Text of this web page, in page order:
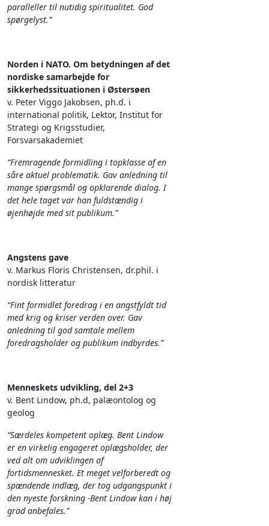
paralleller til nutidig spiritualitet. God
spørgelyst.”
Norden i NATO. Om betydningen af det
nordiske samarbejde for
sikkerhedssituationen i Østersøen
v. Peter Viggo Jakobsen, ph.d. i
international politik, Lektor, Institut for
Strategi og Krigsstudier,
Forsvarsakademiet
“Fremragende formidling i topklasse af en
såre aktuel problematik. Gav anledning til
mange spørgsmål og opklarende dialog. I
det hele taget var han fuldstændig i
øjenhøjde med sit publikum.”
Angstens gave
v. Markus Floris Christensen, dr.phil. i
nordisk litteratur
“Fint formidlet foredrag i en angstfyldt tid
med krig og kriser verden over. Gav
anledning til god samtale mellem
foredragsholder og publikum indbyrdes.”
Menneskets udvikling, del 2+3
v. Bent Lindow, ph.d, palæontolog og
geolog
“Særdeles kompetent oplæg. Bent Lindow
er en virkelig engageret oplægsholder, der
ved alt om udviklingen af
fortidsmennesket. Et meget velforberedt og
spændende indlæg, der tog udgangspunkt i
den nyeste forskning -Bent Lindow kan i høj
grad anbefales.”